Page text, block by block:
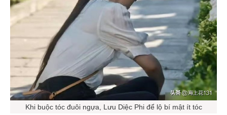
Khi buộc tóc đuôi ngựa, Lưu Diệc Phi để lộ bí mật ít tóc